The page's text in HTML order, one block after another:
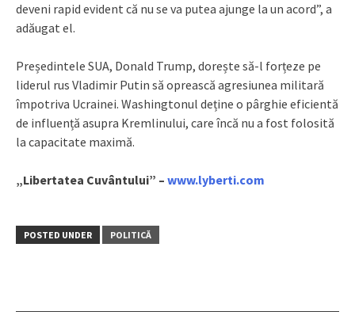
deveni rapid evident că nu se va putea ajunge la un acord”, a
adăugat el.
Președintele SUA, Donald Trump, dorește să-l forțeze pe
liderul rus Vladimir Putin să oprească agresiunea militară
împotriva Ucrainei. Washingtonul deține o pârghie eficientă
de influență asupra Kremlinului, care încă nu a fost folosită
la capacitate maximă.
„Libertatea Cuvântului” – www.lyberti.com
POSTED UNDER POLITICĂ